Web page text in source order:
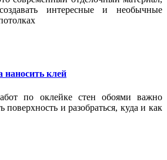
интересные и необычные
наносить клей
по оклейке стен обоями важно
поверхность и разобраться, куда и как